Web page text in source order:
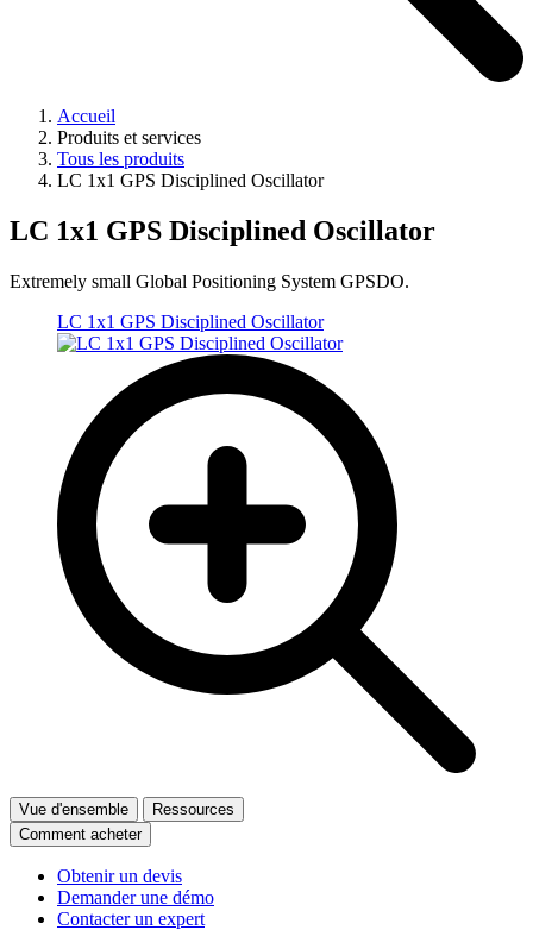
Accueil
Produits et services
Tous les produits
LC 1x1 GPS Disciplined Oscillator
LC 1x1 GPS Disciplined Oscillator
Extremely small Global Positioning System GPSDO.
LC 1x1 GPS Disciplined Oscillator
Vue d'ensemble
Ressources
Comment acheter
Obtenir un devis
Demander une démo
Contacter un expert